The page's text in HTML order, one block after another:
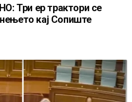
Три ер трактори се
кај Сопиште